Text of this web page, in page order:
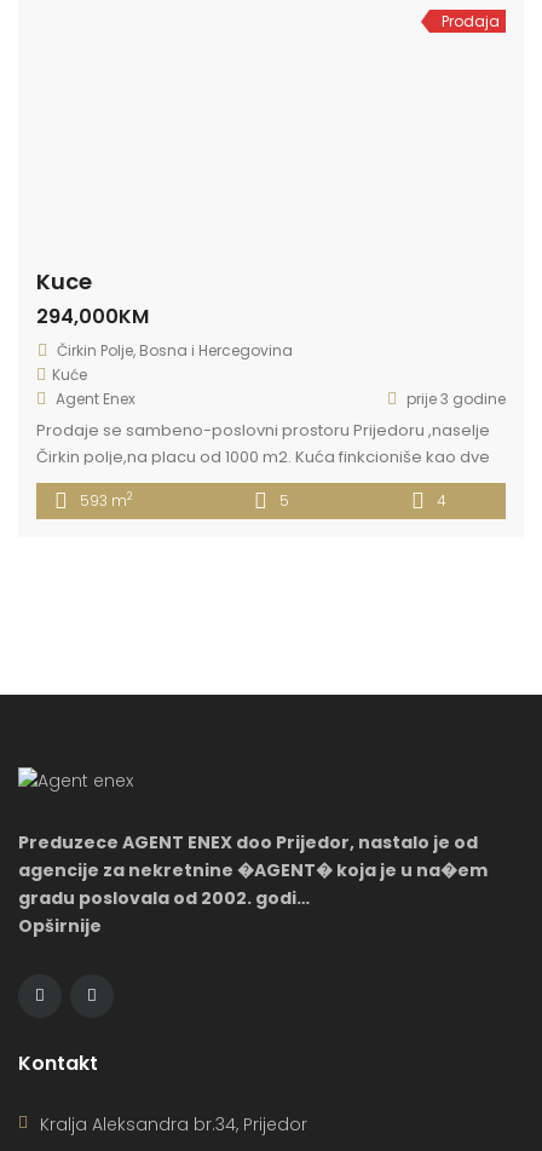
Prodaja
Kuce
294,000KM
Čirkin Polje, Bosna i Hercegovina
Kuće
Agent Enex
prije 3 godine
Prodaje se sambeno-poslovni prostoru Prijedoru ,naselje
Čirkin polje,na placu od 1000 m2. Kuća finkcioniše kao dve
nezavisne stambene jedinice i to: Prva stambena jedinica
(257 m2) izgradjena 1980. godine (P+I+PTK): a) P-prizemlje
593 m2 5 4
Preduzece AGENT ENEX doo Prijedor, nastalo je od
agencije za nekretnine �AGENT� koja je u na�em
gradu poslovala od 2002. godi…
Opširnije
Kontakt
Kralja Aleksandra br.34, Prijedor